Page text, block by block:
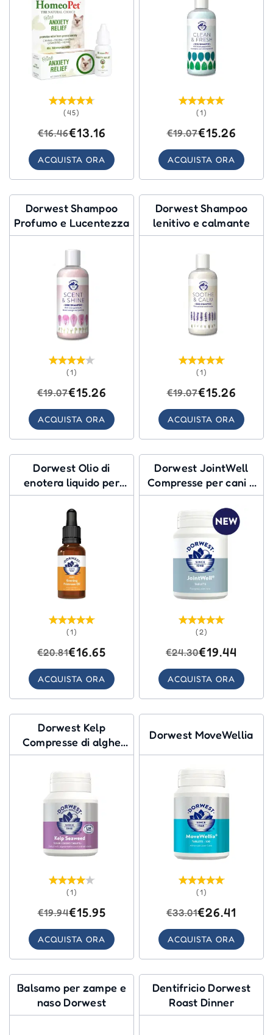
(45)
€16.46€13.16
ACQUISTA ORA
(1)
€19.07€15.26
ACQUISTA ORA
Dorwest Shampoo
Profumo e Lucentezza
(1)
€19.07€15.26
ACQUISTA ORA
Dorwest Shampoo
lenitivo e calmante
(1)
€19.07€15.26
ACQUISTA ORA
Dorwest Olio di
enotera liquido per
cani e gatti
(1)
€20.81€16.65
ACQUISTA ORA
Dorwest JointWell
Compresse per cani e
gatti
(2)
€24.30€19.44
ACQUISTA ORA
Dorwest Kelp
Compresse di alghe
marine per cani e gatti
(1)
€19.94€15.95
ACQUISTA ORA
Dorwest MoveWellia
(1)
€33.01€26.41
ACQUISTA ORA
Balsamo per zampe e
naso Dorwest
Dentifricio Dorwest
Roast Dinner